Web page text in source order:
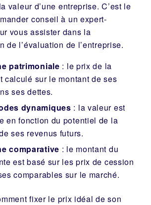
valeur d’une entreprise. C’est le
conseil à un expert-
vous assister dans la
de l’évaluation de l’entreprise.
patrimoniale : le prix de la
calculé sur le montant de ses
ses dettes.
dynamiques : la valeur est
en fonction du potentiel de la
ses revenus futurs.
comparative : le montant du
est basé sur les prix de cession
comparables sur le marché.
fixer le prix idéal de son